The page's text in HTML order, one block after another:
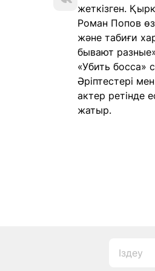
жеткізген.
Роман Попов
және табиғи
бывают
«Убить босса»
Әріптестері
актер ретінде
жатыр.